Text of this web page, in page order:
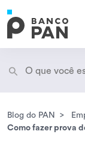
Encontramosresultados
Blog do PAN
Como fazer prova